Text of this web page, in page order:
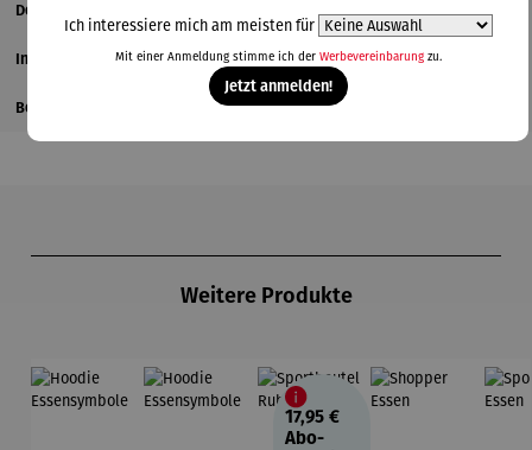
Details
Informationen zum Hersteller
Bewertungen
Weitere Produkte
17,95 €
Abo-
Ich interessiere mich am meisten für
Mit einer Anmeldung stimme ich der Werbevereinbarungzu.
Jetzt anmelden!